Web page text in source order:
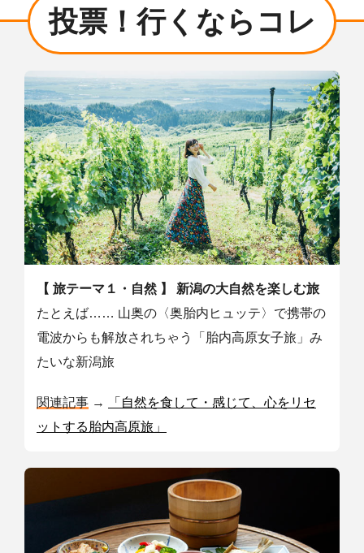
投票！行くならコレ
【 旅テーマ１・自然 】 新潟の大自然を楽しむ旅
たとえば…… 山奥の〈奥胎内ヒュッテ〉で携帯の
電波からも解放されちゃう「胎内高原女子旅」み
たいな新潟旅
関連記事 →
「自然を食して・感じて、心をリセ
ットする胎内高原旅」